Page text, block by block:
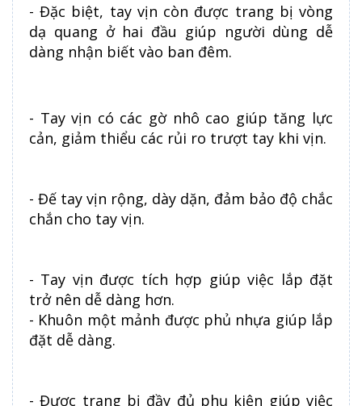
- Đặc biệt, tay vịn còn được trang bị vòng
dạ quang ở hai đầu giúp người dùng dễ
dàng nhận biết vào ban đêm.
- Tay vịn có các gờ nhô cao giúp tăng lực
cản, giảm thiểu các rủi ro trượt tay khi vịn.
- Đế tay vịn rộng, dày dặn, đảm bảo độ chắc
chắn cho tay vịn.
- Tay vịn được tích hợp giúp việc lắp đặt
trở nên dễ dàng hơn.
- Khuôn một mảnh được phủ nhựa giúp lắp
đặt dễ dàng.
- Được trang bị đầy đủ phụ kiện giúp việc